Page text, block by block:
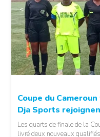
Coupe du
Dja Sports
Les quarts de finale de la
livré deux nouveaux